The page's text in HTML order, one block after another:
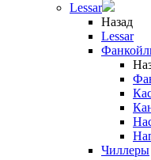
Lessar
Назад
Lessar
Чиллеры